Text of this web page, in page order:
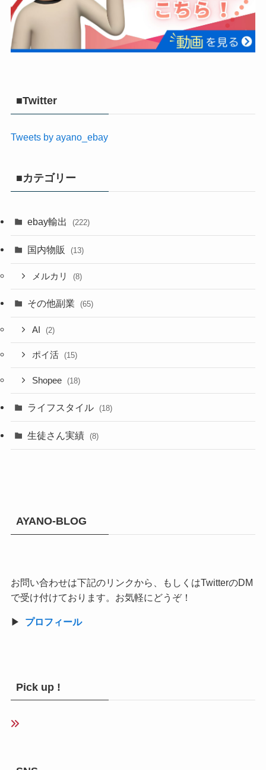
■Twitter
Tweets by ayano_ebay
■カテゴリー
ebay輸出 (222)
国内物販 (13)
メルカリ (8)
その他副業 (65)
AI (2)
ポイ活 (15)
Shopee (18)
ライフスタイル (18)
生徒さん実績 (8)
AYANO-BLOG
お問い合わせは下記のリンクから、もしくはTwitterのDM
で受け付けております。お気軽にどうぞ！
▶︎ プロフィール
Pick up !